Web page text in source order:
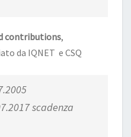
contributions,
da IQNET e CSQ
scadenza